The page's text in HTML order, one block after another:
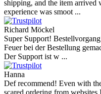
shipping, and the item arrived
experience was smoot ...
Richard Möckel
Super Support!
Feuer bei der Bestellung
Der Support ist w ...
Hanna
Def recommend! Even with
scared ordering from